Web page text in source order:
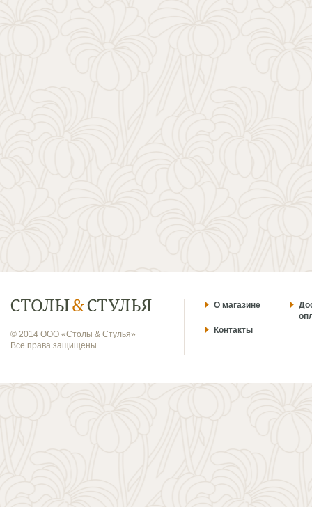
© 2014 ООО «Столы & Стулья»
Все права защищены
О магазине
Контакты